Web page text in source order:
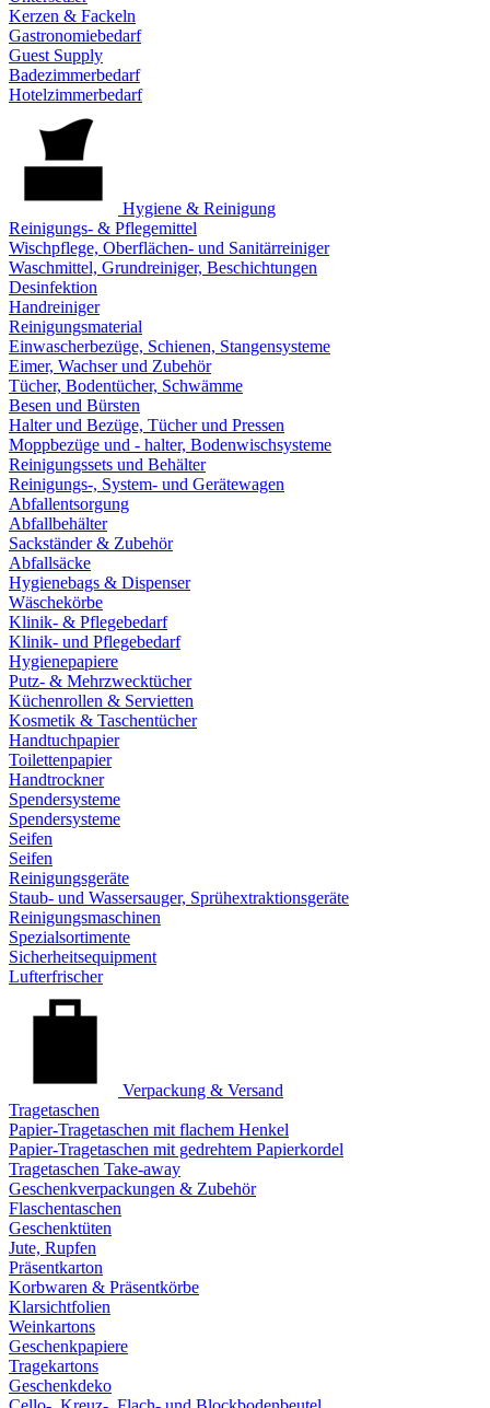
Kerzen & Fackeln
Gastronomiebedarf
Guest Supply
Badezimmerbedarf
Hotelzimmerbedarf
Hygiene & Reinigung
Reinigungs- & Pflegemittel
Wischpflege, Oberflächen- und Sanitärreiniger
Waschmittel, Grundreiniger, Beschichtungen
Desinfektion
Handreiniger
Reinigungsmaterial
Einwascherbezüge, Schienen, Stangensysteme
Eimer, Wachser und Zubehör
Tücher, Bodentücher, Schwämme
Besen und Bürsten
Halter und Bezüge, Tücher und Pressen
Moppbezüge und - halter, Bodenwischsysteme
Reinigungssets und Behälter
Reinigungs-, System- und Gerätewagen
Abfallentsorgung
Abfallbehälter
Sackständer & Zubehör
Abfallsäcke
Hygienebags & Dispenser
Wäschekörbe
Klinik- & Pflegebedarf
Klinik- und Pflegebedarf
Hygienepapiere
Putz- & Mehrzwecktücher
Küchenrollen & Servietten
Kosmetik & Taschentücher
Handtuchpapier
Toilettenpapier
Handtrockner
Spendersysteme
Spendersysteme
Seifen
Seifen
Reinigungsgeräte
Staub- und Wassersauger, Sprühextraktionsgeräte
Reinigungsmaschinen
Spezialsortimente
Sicherheitsequipment
Lufterfrischer
Verpackung & Versand
Tragetaschen
Papier-Tragetaschen mit flachem Henkel
Papier-Tragetaschen mit gedrehtem Papierkordel
Tragetaschen Take-away
Geschenkverpackungen & Zubehör
Flaschentaschen
Geschenktüten
Jute, Rupfen
Präsentkarton
Korbwaren & Präsentkörbe
Klarsichtfolien
Weinkartons
Geschenkpapiere
Tragekartons
Geschenkdeko